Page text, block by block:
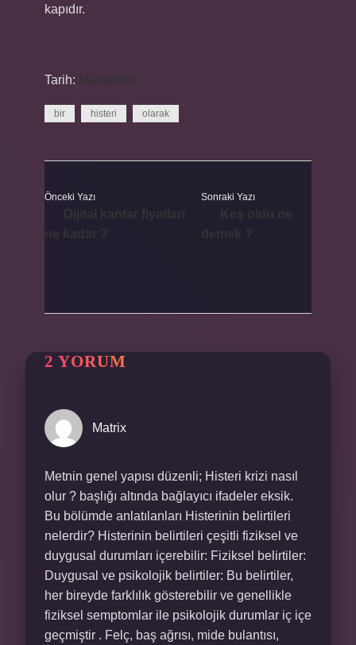
kapıdır.
Tarih:
bir histeri olarak
Önceki Yazı Sonraki Yazı
2 YORUM
Matrix
Metnin genel yapısı düzenli; Histeri krizi nasıl
olur ? başlığı altında bağlayıcı ifadeler eksik.
Bu bölümde anlatılanları Histerinin belirtileri
nelerdir? Histerinin belirtileri çeşitli fiziksel ve
duygusal durumları içerebilir: Fiziksel belirtiler:
Duygusal ve psikolojik belirtiler: Bu belirtiler,
her bireyde farklılık gösterebilir ve genellikle
fiziksel semptomlar ile psikolojik durumlar iç içe
geçmiştir . Felç, baş ağrısı, mide bulantısı,